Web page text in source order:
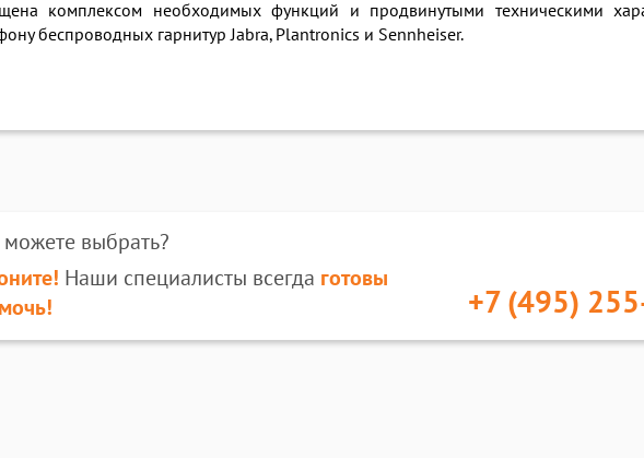
комплексом необходимых функций и продвинутыми техническими
беспроводных гарнитур Jabra, Plantronics и Sennheiser.
выбрать?
Наши специалисты всегда готовы
+7 (495)